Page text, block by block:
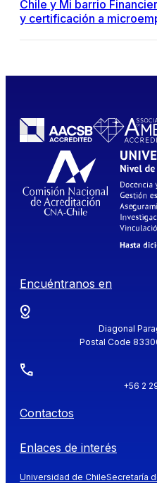
Chile y Mi barrio
y certificación a
Encuéntranos en
Diagonal
Postal Code
+56 2
Contactos
Enlaces de interés
Universidad de ChileSecretaría